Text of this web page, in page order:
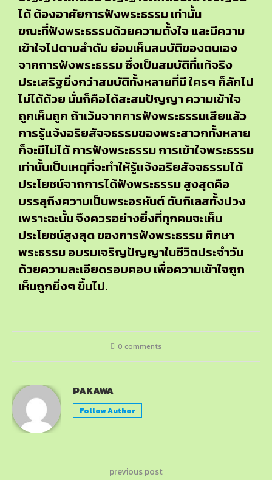
ได้ ต้องอาศัยการฟังพระธรรม เท่านั้น
ขณะที่ฟังพระธรรมด้วยความตั้งใจ และมีความ
เข้าใจไปตามลำดับ ย่อมเห็นสมบัติของตนเอง
จากการฟังพระธรรม ซึ่งเป็นสมบัติที่แท้จริง
ประเสริฐยิ่งกว่าสมบัติทั้งหลายที่มี ใครๆ ก็ลักไป
ไม่ได้ด้วย นั่นก็คือได้สะสมปัญญา ความเข้าใจ
ถูกเห็นถูก ถ้าเว้นจากการฟังพระธรรมเสียแล้ว
การรู้แจ้งอริยสัจจธรรมของพระสาวกทั้งหลาย
ก็จะมีไม่ได้ การฟังพระธรรม การเข้าใจพระธรรม
เท่านั้นเป็นเหตุที่จะทำให้รู้แจ้งอริยสัจจธรรมได้
ประโยชน์จากการได้ฟังพระธรรม สูงสุดคือ
บรรลุถึงความเป็นพระอรหันต์ ดับกิเลสทั้งปวง
เพราะฉะนั้น จึงควรอย่างยิ่งที่ทุกคนจะเห็น
ประโยชน์สูงสุด ของการฟังพระธรรม ศึกษา
พระธรรม อบรมเจริญปัญญาในชีวิตประจำวัน
ด้วยความละเอียดรอบคอบ เพื่อความเข้าใจถูก
เห็นถูกยิ่งๆ ขึ้นไป.
0 comments
PAKAWA
Follow Author
previous post